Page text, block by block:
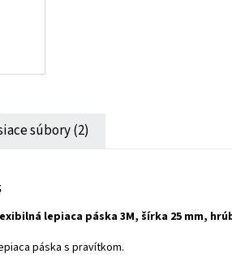
súbory (2)
lepiaca páska 3M, šírka 25 mm,
páska s pravítkom.